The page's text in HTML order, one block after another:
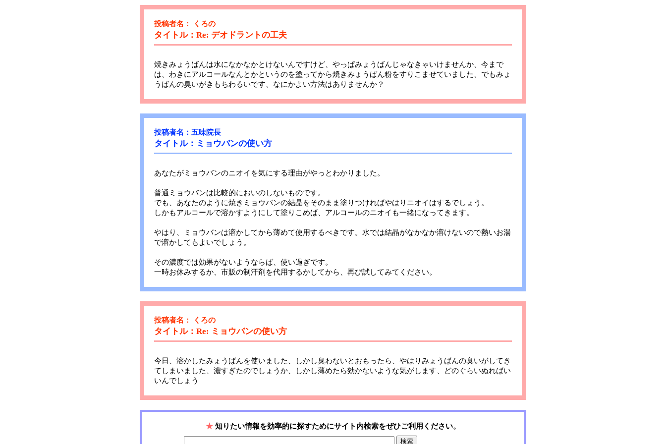
投稿者名： くろの
タイトル：Re: デオドラントの工夫
焼きみょうばんは水になかなかとけないんですけど、やっぱみょうばんじゃなきゃいけませんか、今まで
は、わきにアルコールなんとかというのを塗ってから焼きみょうばん粉をすりこませていました、でもみょ
うばんの臭いがきもちわるいです、なにかよい方法はありませんか？
投稿者名：五味院長
タイトル：ミョウバンの使い方
あなたがミョウバンのニオイを気にする理由がやっとわかりました。
普通ミョウバンは比較的においのしないものです。
でも、あなたのように焼きミョウバンの結晶をそのまま塗りつければやはりニオイはするでしょう。
しかもアルコールで溶かすようにして塗りこめば、アルコールのニオイも一緒になってきます。
やはり、ミョウバンは溶かしてから薄めて使用するべきです。水では結晶がなかなか溶けないので熱いお湯
で溶かしてもよいでしょう。
その濃度では効果がないようならば、使い過ぎです。
一時お休みするか、市販の制汗剤を代用するかしてから、再び試してみてください。
投稿者名： くろの
タイトル：Re: ミョウバンの使い方
今日、溶かしたみょうばんを使いました、しかし臭わないとおもったら、やはりみょうばんの臭いがしてき
てしまいました、濃すぎたのでしょうか、しかし薄めたら効かないような気がします、どのぐらいぬればい
いんでしょう
★ 知りたい情報を効率的に探すためにサイト内検索をぜひご利用ください。